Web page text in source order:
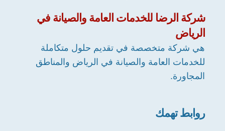
شركة الرضا للخدمات العامة والصيانة في
الرياض
هي شركة متخصصة في تقديم حلول متكاملة
للخدمات العامة والصيانة في الرياض والمناطق
المجاورة.
روابط تهمك